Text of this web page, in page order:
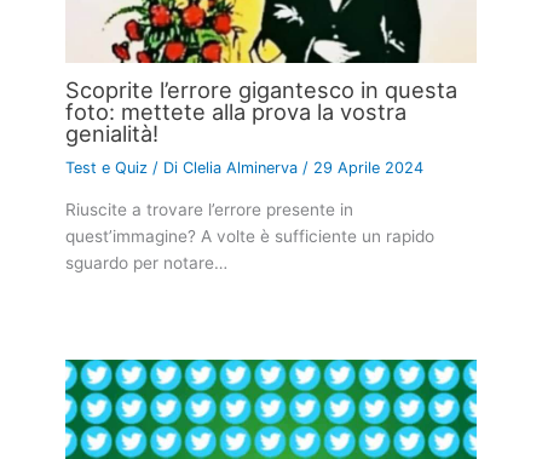
Scoprite l’errore gigantesco in questa
foto: mettete alla prova la vostra
genialità!
Test e Quiz / DiClelia Alminerva / 29 Aprile 2024
Riuscite a trovare l’errore presente in
quest’immagine? A volte è sufficiente un rapido
sguardo per notare…